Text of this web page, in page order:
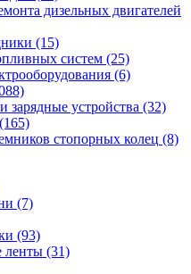
дизельных двигателей
(15)
систем (25)
(6)
зарядные устройства (32)
(165)
стопорных колец (8)
(7)
(93)
ленты (31)